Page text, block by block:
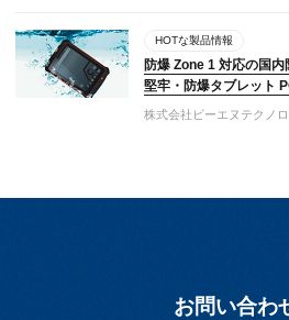
HOTな製品情報
防爆 Zone 1 対応の国内
堅牢・防爆タブレット
株式会社ビーエヌテクノ
お問い合わ